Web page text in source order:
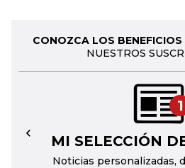
CONOZCA LOS
NUESTROS
1
MI SELECCIÓN
Noticias personalizadas,
←